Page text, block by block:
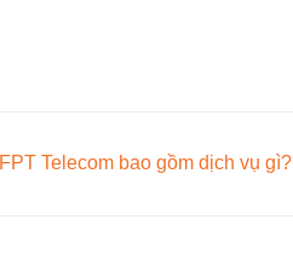
FPT Telecom bao gồm dịch vụ gì?